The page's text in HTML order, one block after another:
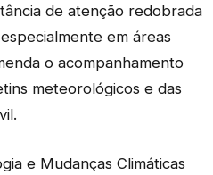
de atenção redobrada
em áreas
o acompanhamento
meteorológicos e das
e Mudanças Climáticas